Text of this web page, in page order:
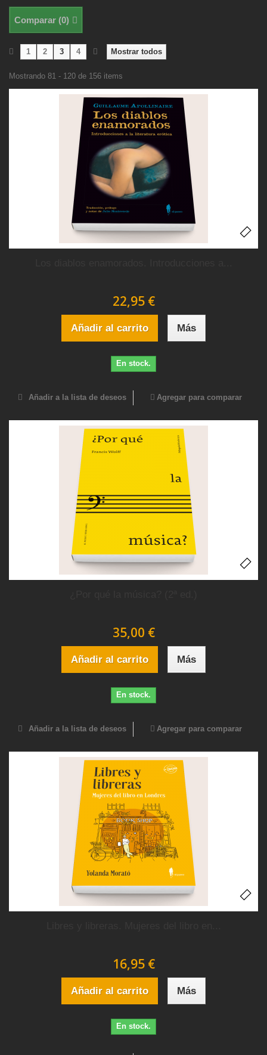
Comparar (0)
Mostrar todos
1 2 3 4
Mostrando 81 - 120 de 156 items
22,95 €
Añadir al carrito Más
En stock.
Añadir a la lista de deseos Agregar para comparar
35,00 €
Añadir al carrito Más
En stock.
Añadir a la lista de deseos Agregar para comparar
16,95 €
Añadir al carrito Más
En stock.